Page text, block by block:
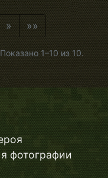
» »»
1–10 из 10.
фотографии